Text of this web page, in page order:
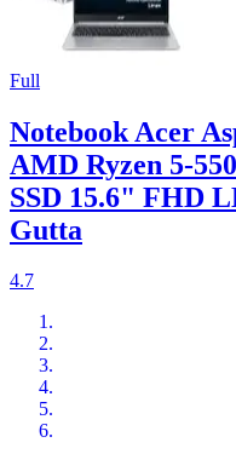
Full
Notebook Acer
AMD Ryzen 5-
SSD 15.6" FHD
Gutta
4.7